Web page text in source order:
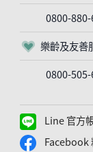
0800-
客服符號
樂齡及友善
0800-
Line 官方
Facebook